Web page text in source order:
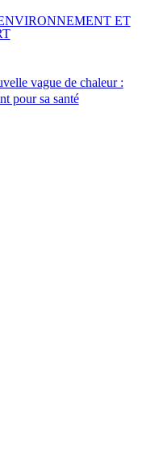
vague de chaleur :
pour sa santé
ET